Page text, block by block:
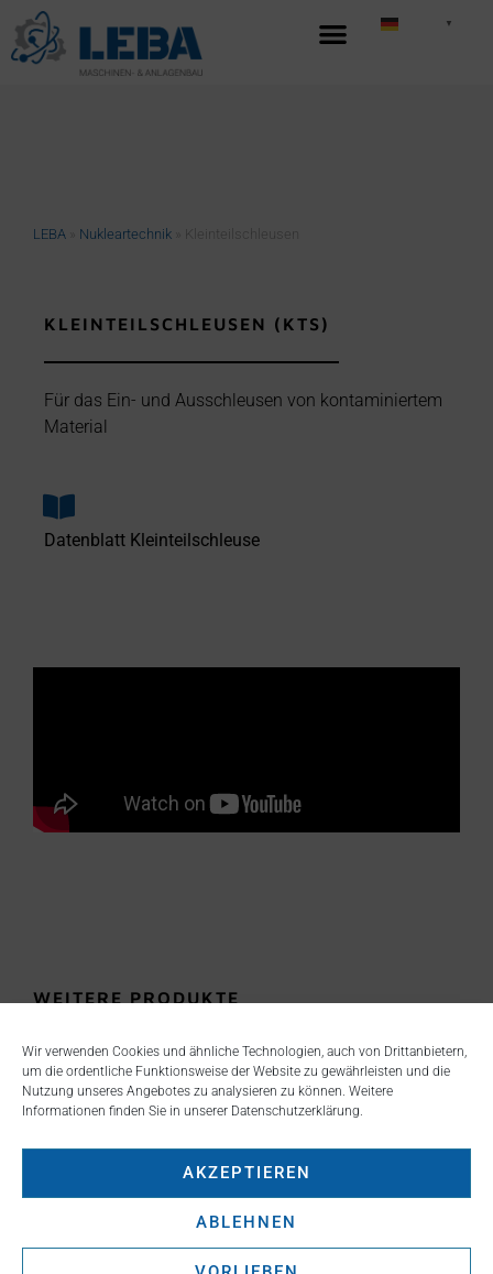
Wir verwenden Cookies und ähnliche Technologien, auch von Drittanbietern,
um die ordentliche Funktionsweise der Website zu gewährleisten und die
Nutzung unseres Angebotes zu analysieren zu können. Weitere
Informationen finden Sie in unserer Datenschutzerklärung.
AKZEPTIEREN
ABLEHNEN
▼
LEBA Nukleartechnik Kleinteilschleusen
KLEINTEILSCHLEUSEN (KTS)
Für das Ein- und Ausschleusen von kontaminiertem
Material
Datenblatt Kleinteilschleuse
WEITERE PRODUKTE
Abgeschirmte Zellen
Bleiabschirmbehälter
Fassabfüllanlagen